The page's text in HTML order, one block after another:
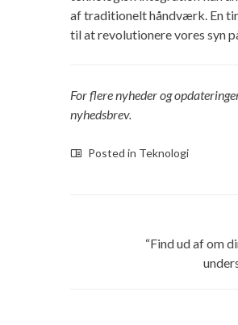
af traditionelt håndværk. En
til at revolutionere vores syn
For flere nyheder og
nyhedsbrev.
Posted in Teknologi
“Find ud af om